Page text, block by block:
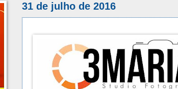
31 de julho de 2016